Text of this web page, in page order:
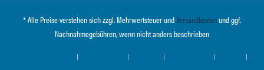
* Alle Preise verstehen sich zzgl. Mehrwertsteuer undVersandkostenund ggf.
Nachnahmegebühren, wenn nicht anders beschrieben